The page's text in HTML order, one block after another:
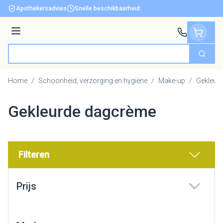
Ga naar de inhoud
Apothekersadvies Snelle beschikbaarheid
Menu
Zoek
Home / Schoonheid, verzorging en hygiëne / Make-up /
Gekleurde dagcrème
Filteren
Prijs